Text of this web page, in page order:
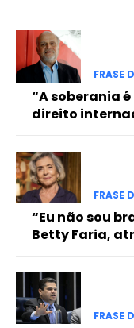
FRASE
“A soberania
direito
FRASE
“Eu não sou
Betty Faria,
FRASE